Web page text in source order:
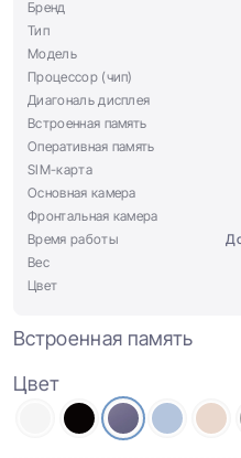
Бренд
Тип
Модель
Процессор (чип)
Диагональ дисплея
Встроенная память
Оперативная память
SIM-карта
Основная камера
Фронтальная камера
Время работы
Вес
Цвет
Встроенная память
Цвет